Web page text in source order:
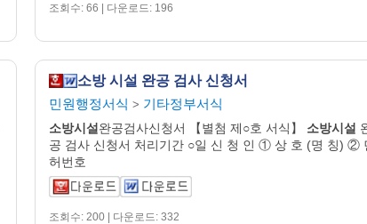
조회수: 66 | 다운로드: 196
소방 시설 완공 검사 신청서
민원행정서식 > 기타정부서식
소방시설완공검사신청서 【별첨 제○호 서식】 소방시설
공 검사 신청서 처리기간 ○일 신 청 인 ① 상 호 (명 칭) ②
허번호
조회수: 200 | 다운로드: 332